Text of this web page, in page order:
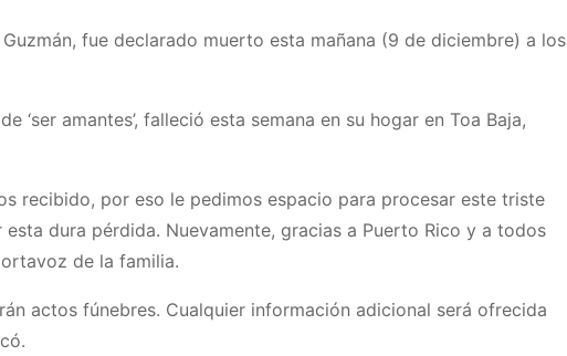
fue declarado muerto esta mañana (9 de diciembre) a los
‘ser amantes’, falleció esta semana en su hogar en Toa Baja,
recibido, por eso le pedimos espacio para procesar este triste
dura pérdida. Nuevamente, gracias a Puerto Rico y a todos
de la familia.
actos fúnebres. Cualquier información adicional será ofrecida